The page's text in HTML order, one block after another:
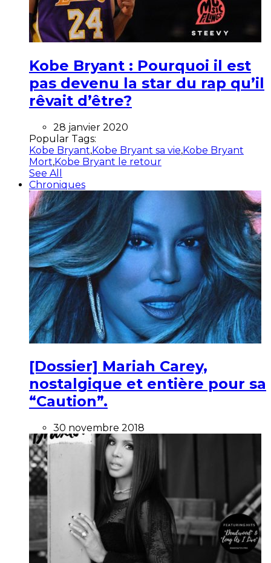
Kobe Bryant : Pourquoi il est
pas devenu la star du rap qu’il
rêvait d’être?
28 janvier 2020
Popular Tags:
Kobe Bryant,Kobe Bryant sa vie,Kobe Bryant
Mort,Kobe Bryant le retour
See All
Chroniques
[Dossier] Mariah Carey,
nostalgique et entière pour sa
“Caution”.
30 novembre 2018